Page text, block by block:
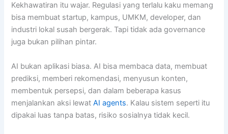
Kekhawatiran itu wajar. Regulasi yang terlalu kaku memang
bisa membuat startup, kampus, UMKM, developer, dan
industri lokal susah bergerak. Tapi tidak ada governance
juga bukan pilihan pintar.
AI bukan aplikasi biasa. AI bisa membaca data, membuat
prediksi, memberi rekomendasi, menyusun konten,
membentuk persepsi, dan dalam beberapa kasus
menjalankan aksi lewatAI agents. Kalau sistem seperti itu
dipakai luas tanpa batas, risiko sosialnya tidak kecil.